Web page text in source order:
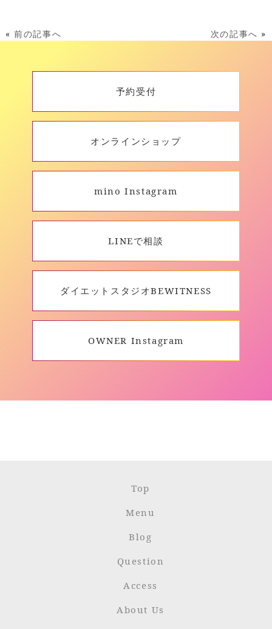
«前の記事へ 次の記事へ »
予約受付
オンラインショップ
mino Instagram
LINEで相談
ダイエットスタジオBEWITNESS
OWNER Instagram
Top
Menu
Blog
Question
Access
About Us